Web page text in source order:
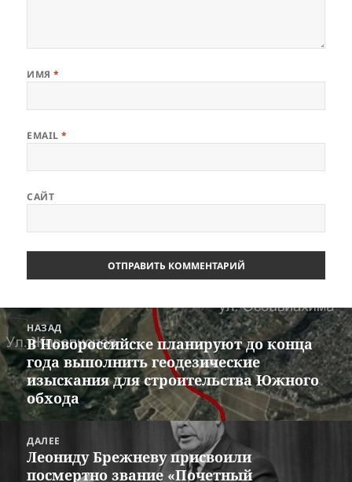
ИМЯ*
EMAIL*
САЙТ
Навигация
по
записям
НАЗАД
Предыдущая
запись:
В Новороссийске планируют до конца
года выполнить геодезические
изыскания для строительства Южного
обхода
ДАЛЕЕ
Следующая
запись:
Леониду Брежневу присвоили
посмертно звание «Почетный